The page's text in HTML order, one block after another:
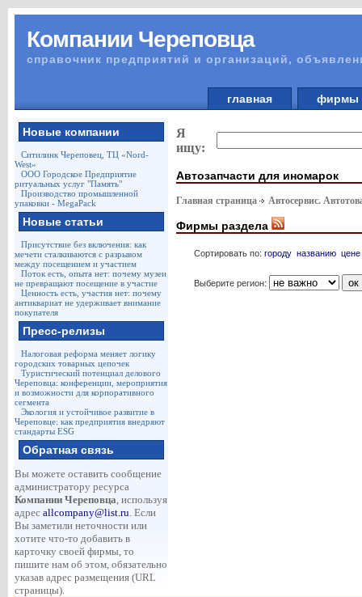
Компании Череповца
справочник предприятий и организаций,
главная
Новые компании
Ситилинк Череповец, ТЦ «Nord-
West»
ООО Городское Предприятие
ритуальных услуг "Память"
Производство промышленной
упаковки - MegaPack
Новые статьи
Присутствие без включения: как
мечети сталкиваются с разрывом
между посещением и участием
Поток есть, опыта нет: почему музеи
не превращают посещение в участие
Ценность есть, участия нет: почему
антиквариат не удерживает внимание
покупателя
Пресс-релизы
Налоговая реформа меняет логику
городских товарных цепочек
Туристический потенциал делового
Череповца: конференции, мероприятия
и возможности для корпоративного
сегмента
Экология и устойчивое развитие в
Череповце: как предприятия внедряют
стандарты ESG
Обратная связь
Вы можете оставить сообщение
администратору ресурса
Компании Череповца, используя
адрес allcompany@list.ru. Если
Вы заметили неточности или
хотите что-то добавить в
карточку своей фирмы, то
пишите нам об этом, обязательно
указав адрес размещения (URL
страницы).
Я
ищу:
Автозапчасти для иномарок
Главная страница Автосервис.
Фирмы раздела
Сортировать по: городу названию цене
Выберите регион: